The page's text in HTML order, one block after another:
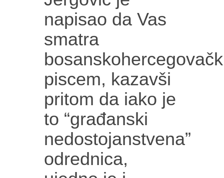
napisao da Vas
smatra
piscem, kazavši
pritom da iako je
to “građanski
nedostojanstvena”
odrednica,